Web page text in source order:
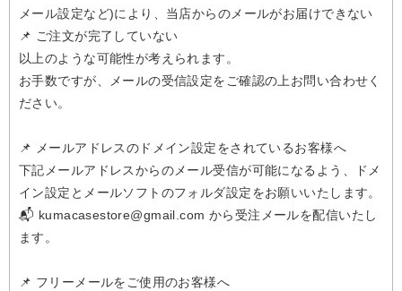
メール設定など)により、当店からのメールがお届けできない
📌 ご注文が完了していない
以上のような可能性が考えられます。
お手数ですが、メールの受信設定をご確認の上お問い合わせく
ださい。
📌 メールアドレスのドメイン設定をされているお客様へ
下記メールアドレスからのメール受信が可能になるよう、ドメ
イン設定とメールソフトのフォルダ設定をお願いいたします。
📬 kumacasestore@gmail.com から受注メールを配信いたし
ます。
📌 フリーメールをご使用のお客様へ